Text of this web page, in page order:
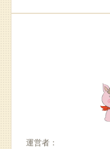
運営者：